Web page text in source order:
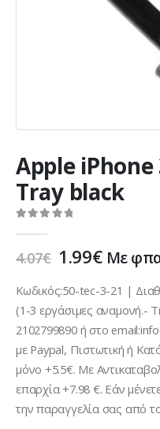
Apple iPhone
Tray black
4.07€ Original
was:
4.07€.
1.99€Η
τιμή
είναι:
1.99€.
Με
Κωδικός:50-tec-3-21 |
(1-3 εργάσιμες αναμονή.-
2102799890 ή στο
με Paypal, Πιστωτική ή
μόνο +5.5€. Με
επαρχία +7.98 €. Εάν
την παραγγελία σας από